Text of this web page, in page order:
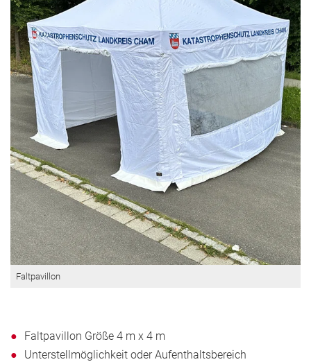
Faltpavillon
Faltpavillon Größe 4 m x 4 m
Unterstellmöglichkeit oder Aufenthaltsbereich